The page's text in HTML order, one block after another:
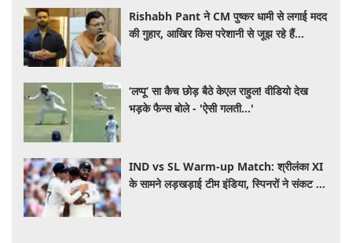
Rishabh Pant ने CM पुष्कर धामी से लगाई मदद
की गुहार, आखिर किस परेशानी से जूझ रहे हैं
‘लप्पू’ सा कैच छोड़ बैठे केएल राहुल! वीडियो देख
भड़के फैन्स बोले - 'ऐसी गलती...'
IND vs SL Warm-up Match: श्रीलंका XI
के सामने लड़खड़ाई टीम इंडिया, स्पिनरों ने संकट में